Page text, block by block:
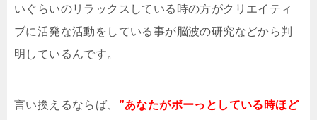
いぐらいのリラックスしている時の方がクリエイティ
ブに活発な活動をしている事が脳波の研究などから判
明しているんです。
言い換えるならば、 ”あなたがボーっとしている時ほど